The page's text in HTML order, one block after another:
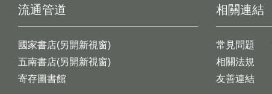
流通管道
國家書店(另開新視窗)
五南書店(另開新視窗)
寄存圖書館
相關連結
常見問題
相關法規
友善連結